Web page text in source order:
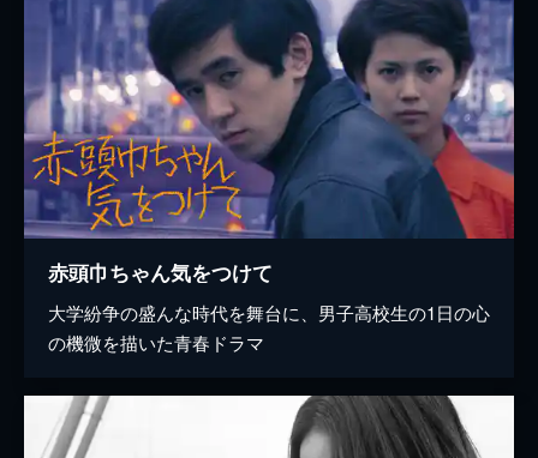
赤頭巾ちゃん気をつけて
大学紛争の盛んな時代を舞台に、男子高校生の1日の心
の機微を描いた青春ドラマ